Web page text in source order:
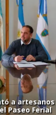
a
Paseo Ferial